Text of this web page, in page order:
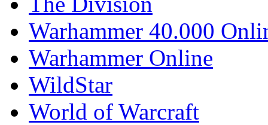
Warhammer 40.000
Warhammer Online
WildStar
World of Warcraft